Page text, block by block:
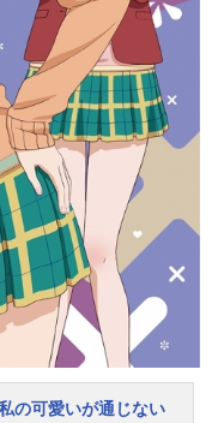
なった。放送形態TV
ール2025年1月3日
3月21日（金）TOKY
か話数全12話キャスト
将吾桜森朱音：矢野
：鈴代紗弓北条糸
帆：前田佳織里北条
桜森千代：平野文北
さきスタッフ原作：
庫J「クラスの大嫌
することになっ
刊）原作イラス
ャラクター原案：成
んぶ監督...
の可愛いが通じない